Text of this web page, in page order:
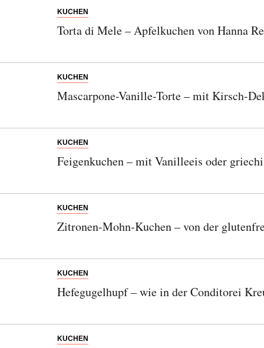
KUCHEN
Torta di Mele – Apfelkuchen von Hanna
KUCHEN
Mascarpone-Vanille-Torte – mit Kirsch-
KUCHEN
Feigenkuchen – mit Vanilleeis oder
KUCHEN
Zitronen-Mohn-Kuchen – von der
KUCHEN
Hefegugelhupf – wie in der Conditorei
KUCHEN